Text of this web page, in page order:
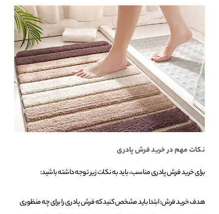
نکات مهم در خرید فرش پادری
برای خرید فرش پادری مناسب، باید به نکات زیر توجه داشته باشید:
هدف خرید فرش: ابتدا باید مشخص کنید که فرش پادری را برای چه منظوری